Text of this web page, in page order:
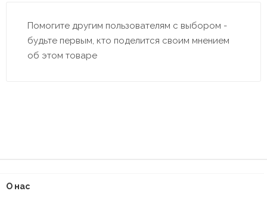
Помогите другим пользователям с выбором -
будьте первым, кто поделится своим мнением
об этом товаре
О нас